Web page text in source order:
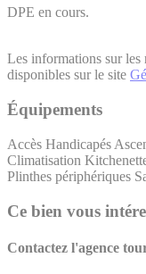
DPE en cours.
Les informations sur les
disponibles sur le site
Équipements
Accès Handicapés
Climatisation
Plinthes périphériques
Ce bien vous
Contactez l'agence